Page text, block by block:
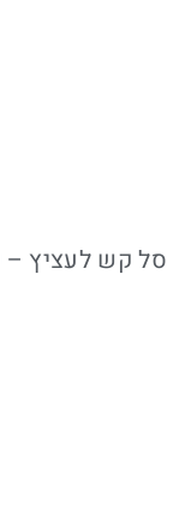
סל קש לעציץ –